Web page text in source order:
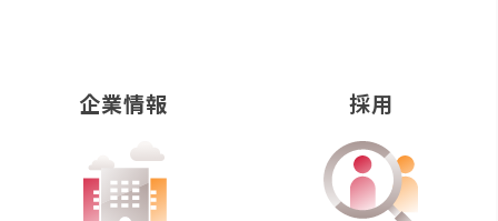
企業情報 採用